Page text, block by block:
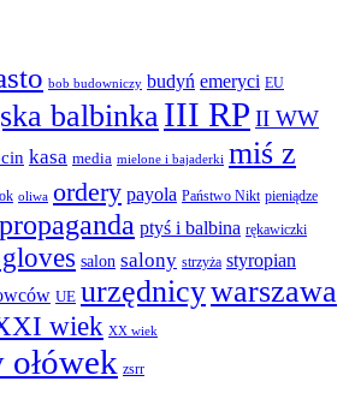
bob budowniczy budyń emeryci EU
balbinka III RP II WW
kasa media mielone i bajaderki miś z
oliwa ordery payola Państwo Nikt pieniądze
propaganda ptyś i balbina rękawiczki
salon salony strzyża styropian
UE urzędnicywarszawa
wiek XX wiek
ołówek zsrr